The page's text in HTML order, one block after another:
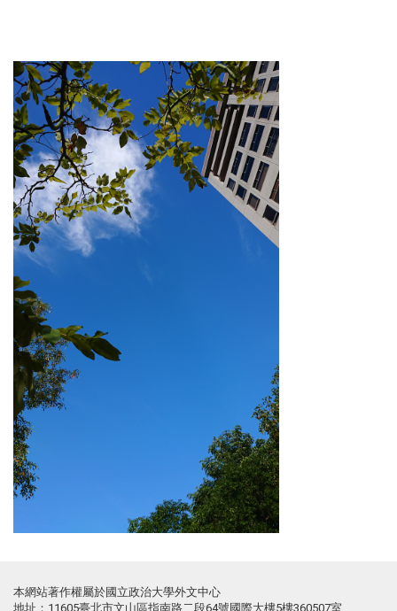
本網站著作權屬於國立政治大學外文中心
地址：11605臺北市文山區指南路二段64號國際大樓5樓360507室